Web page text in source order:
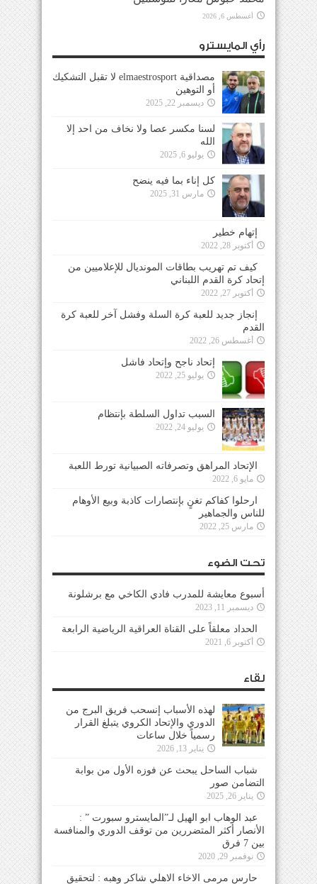
أغسطس 6, 2026
رأي المايسترو
مصداقية elmaestrosport لا تقبل التشكيك
أو التوهين
ديسمبر 22, 2025
لسنا مكسر عصا ولا نخاف من احد إلا
الله
يوليو 6, 2025
كل إناء بما فيه ينضح
مارس 31, 2025
إتهام خطير
أكتوبر 28, 2022
كيف تم تهريب بطاقات المونديال للإعلاميين من
إتحاد كرة القدم اللبناني
أكتوبر 27, 2022
إنجاز جديد للعبة كرة السلة وفشل آخر للعبة كرة
القدم
أغسطس 26, 2022
إتحاد ناجح وإتحاد فاشل
يوليو 25, 2022
السبب تداول السلطة بإنتظام
يوليو 24, 2022
الإتحاد المراهق وتصرفاته الصبيانية تورط اللعبة
مايو 6, 2022
ارحلوا كفاكم تغنٍ بإنتصارات كاذبة وبيع الأوهام
للناس والجماهير
مارس 25, 2022
تحت الضوء
أسبوع معايشة للمدرب فادي الكاخي مع برشلونة
ديسمبر 11, 2023
الحداد معلقاً على القناة العراقية الرياضية الرابعة
أكتوبر 6, 2021
لقاء
لهذه الأسباب إنسحب فريق البرج من
الدوري والإتحاد الكروي يتبلغ القرار
رسمياً خلال ساعات
يناير 13, 2026
شباب الساحل يبحث عن فوزه الأول من بوابة
التضامن صور
يناير 26, 2025
عبد الوهاب ابو الهيل لـ”المايسترو سبورت ” :
الأنصار أكثر المتضررين من توقف الدوري والمنافسة
بين 7 فرق
نوفمبر 29, 2020
حارس مرمى الاخاء الاهلي شاكر وهبه : لتحقيق